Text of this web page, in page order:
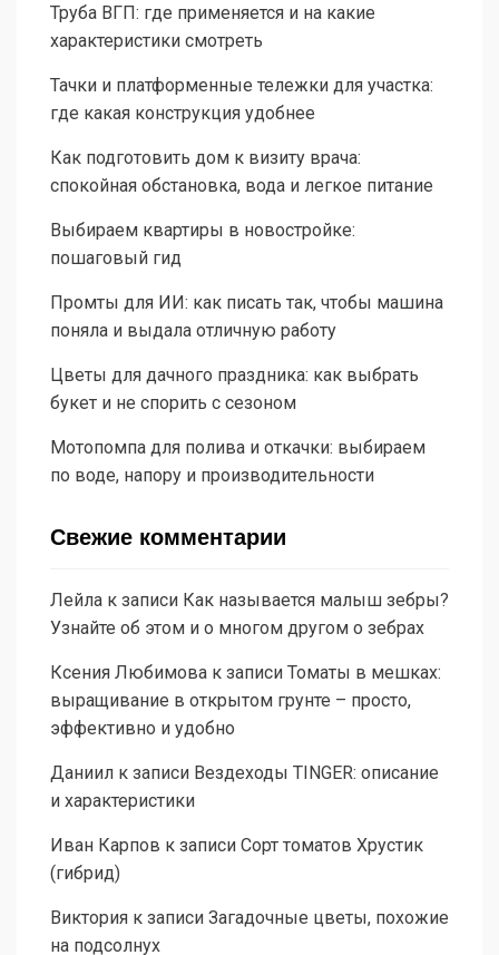
Труба ВГП: где применяется и на какие
характеристики смотреть
Тачки и платформенные тележки для участка:
где какая конструкция удобнее
Как подготовить дом к визиту врача:
спокойная обстановка, вода и легкое питание
Выбираем квартиры в новостройке:
пошаговый гид
Промты для ИИ: как писать так, чтобы машина
поняла и выдала отличную работу
Цветы для дачного праздника: как выбрать
букет и не спорить с сезоном
Мотопомпа для полива и откачки: выбираем
по воде, напору и производительности
Свежие комментарии
Лейла к записи Как называется малыш зебры?
Узнайте об этом и о многом другом о зебрах
Ксения Любимова к записи Томаты в мешках:
выращивание в открытом грунте – просто,
эффективно и удобно
Даниил к записи Вездеходы TINGER: описание
и характеристики
Иван Карпов к записи Сорт томатов Хрустик
(гибрид)
Виктория к записи Загадочные цветы, похожие
на подсолнух